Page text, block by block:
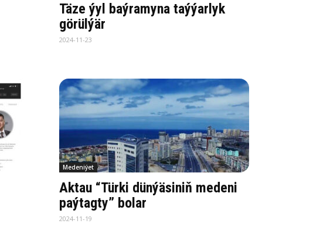
Täze ýyl baýramyna taýýarlyk
görülýär
2024-11-23
Medeniýet
Aktau “Türki dünýäsiniň medeni
paýtagty” bolar
2024-11-19